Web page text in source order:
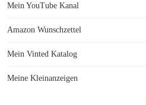
Mein YouTube Kanal
Amazon Wunschzettel
Mein Vinted Katalog
Meine Kleinanzeigen